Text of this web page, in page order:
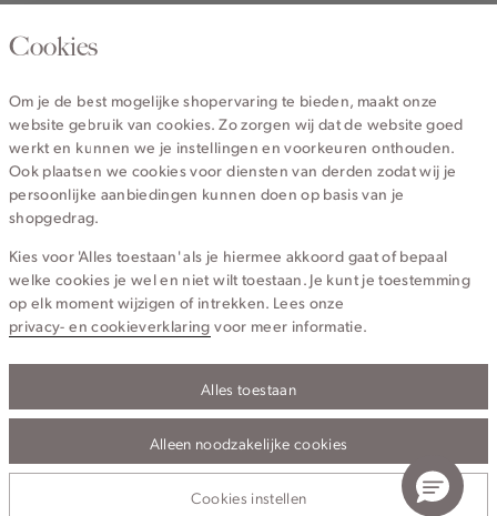
020 - 3412 670
Service
Wij zijn Cotton Club
Topcategorieën voor jou
Privacy- en cookieverklaringAlgemene Voorwaarden
Cookies
Om je de best mogelijke shopervaring te bieden, maakt onze
website gebruik van cookies. Zo zorgen wij dat de website goed
werkt en kunnen we je instellingen en voorkeuren onthouden.
Ook plaatsen we cookies voor diensten van derden zodat wij je
persoonlijke aanbiedingen kunnen doen op basis van je
shopgedrag.
Kies voor 'Alles toestaan' als je hiermee akkoord gaat of bepaal
welke cookies je wel en niet wilt toestaan. Je kunt je toestemming
op elk moment wijzigen of intrekken. Lees onze
privacy- en cookieverklaring voor meer informatie.
Alles toestaan
Alleen noodzakelijke cookies
Cookies instellen